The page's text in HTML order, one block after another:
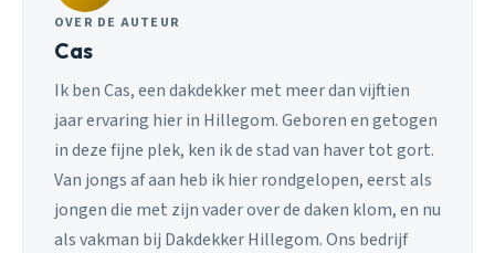
OVER DE AUTEUR
Cas
Ik ben Cas, een dakdekker met meer dan vijftien
jaar ervaring hier in Hillegom. Geboren en getogen
in deze fijne plek, ken ik de stad van haver tot gort.
Van jongs af aan heb ik hier rondgelopen, eerst als
jongen die met zijn vader over de daken klom, en nu
als vakman bij Dakdekker Hillegom. Ons bedrijf